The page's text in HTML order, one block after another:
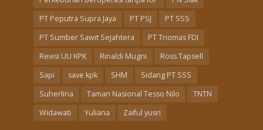
PT Peputra Supra Jaya
PT PSJ
PT SSS
PT Sumber Sawit Sejahtera
PT Triomas FDI
Revisi UU KPK
Rinaldi Mugni
Ross Tapsell
Sapi
save kpk SHM
Sidang PT SSS
Suherlina
Taman Nasional Tesso Nilo
TNTN
Widawati
Yuliana Zaiful yusri